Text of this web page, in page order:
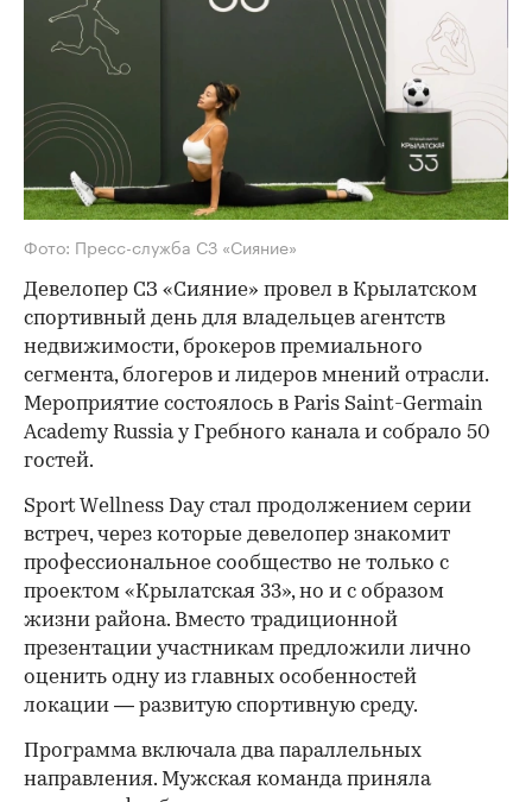
Фото: Пресс-служба СЗ «Сияние»
Девелопер СЗ «Сияние» провел в Крылатском
спортивный день для владельцев агентств
недвижимости, брокеров премиального
сегмента, блогеров и лидеров мнений отрасли.
Мероприятие состоялось в Paris Saint-Germain
Academy Russia у Гребного канала и собрало 50
гостей.
Sport Wellness Day стал продолжением серии
встреч, через которые девелопер знакомит
профессиональное сообщество не только с
проектом «Крылатская 33», но и с образом
жизни района. Вместо традиционной
презентации участникам предложили лично
оценить одну из главных особенностей
локации — развитую спортивную среду.
Программа включала два параллельных
направления. Мужская команда приняла